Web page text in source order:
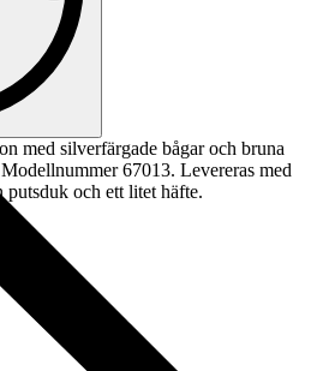
med silverfärgade bågar och bruna
67013. Levereras med
och ett litet häfte.